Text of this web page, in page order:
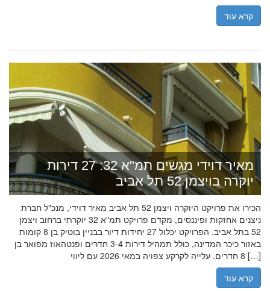
קרא עוד
מאיר דוידי מגשים תמ"א 32: 27 דירות
יוקרה בויצמן 52 תל אביב
הכירו את פרויקט היוקרה ויצמן 52 תל אביב מאיר דוידי, מנכ"ל חברת
ניצנים אחזקות ופיננסים, מקדם פרויקט תמ"א 32 יוקרתי ברחוב ויצמן
52 בתל אביב. הפרויקט יכלול 27 יחידות דיור בבניין בוטיק בן 8 קומות
באזור כיכר המדינה, כולל תמהיל דירות 3-4 חדרים ופנטהאוז מפואר בן
8 חדרים. עלייה לקרקע צפויה במאי 2026 עם ליווי […]
קרא עוד